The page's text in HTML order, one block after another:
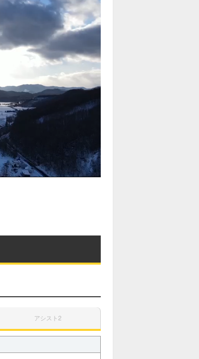
アシスト2